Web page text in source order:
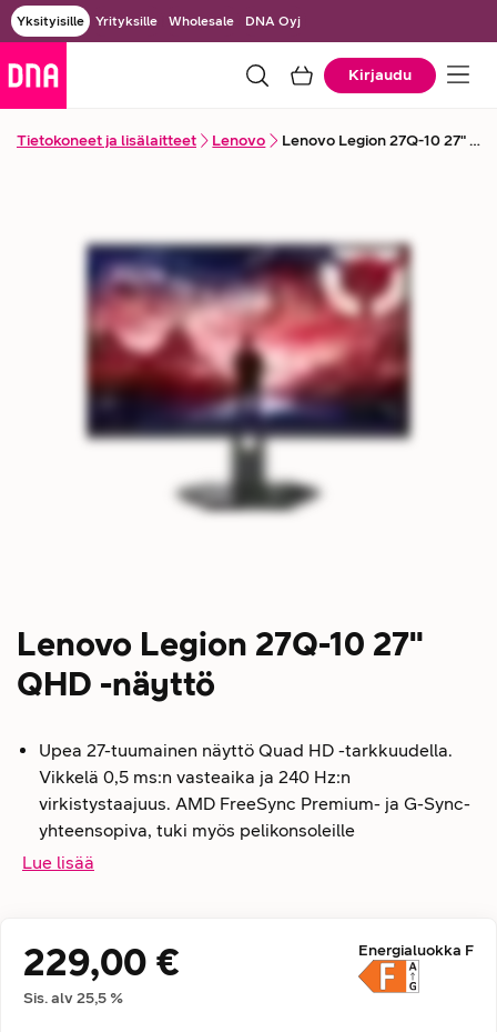
Yksityisille Yrityksille Wholesale DNA Oyj
Kirjaudu
Tietokoneet ja lisälaitteet Lenovo Lenovo Legion 27Q-10 27" QHD -näyttö
Lenovo Legion 27Q-10 27"
QHD -näyttö
Upea 27-tuumainen näyttö Quad HD -tarkkuudella.
Vikkelä 0,5 ms:n vasteaika ja 240 Hz:n
virkistystaajuus. AMD FreeSync Premium- ja G-Sync-
yhteensopiva, tuki myös pelikonsoleille
Lue lisää
Hintatiedot
229,00 €
Sis. alv25,5 %
Energialuokka F